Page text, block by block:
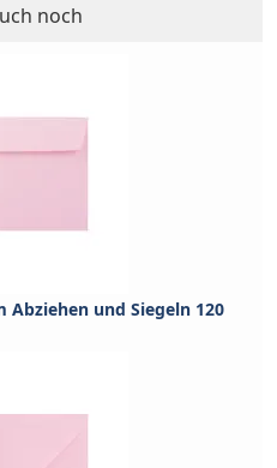
noch
Abziehen und Siegeln 120